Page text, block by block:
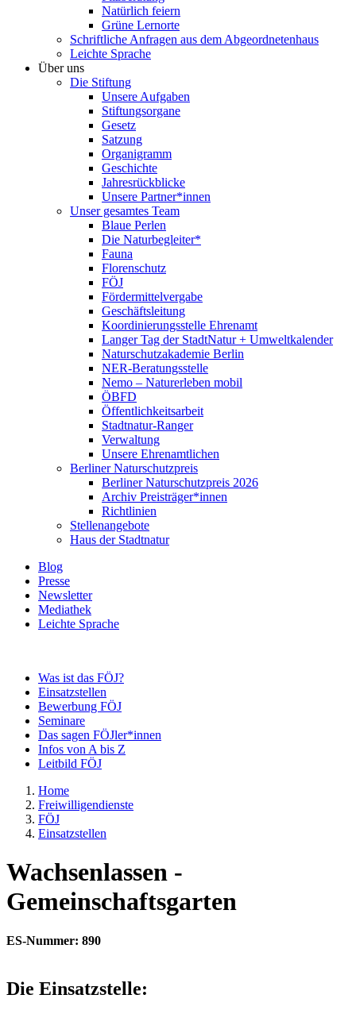
Natürlich feiern
Grüne Lernorte
Schriftliche Anfragen aus dem Abgeordnetenhaus
Leichte Sprache
Über uns
Die Stiftung
Unsere Aufgaben
Stiftungsorgane
Gesetz
Satzung
Organigramm
Geschichte
Jahresrückblicke
Unsere Partner*innen
Unser gesamtes Team
Blaue Perlen
Die Naturbegleiter*
Fauna
Florenschutz
FÖJ
Fördermittelvergabe
Geschäftsleitung
Koordinierungsstelle Ehrenamt
Langer Tag der StadtNatur + Umweltkalender
Naturschutzakademie Berlin
NER-Beratungsstelle
Nemo – Naturerleben mobil
ÖBFD
Öffentlichkeitsarbeit
Stadtnatur-Ranger
Verwaltung
Unsere Ehrenamtlichen
Berliner Naturschutzpreis
Berliner Naturschutzpreis 2026
Archiv Preisträger*innen
Richtlinien
Stellenangebote
Haus der Stadtnatur
Blog
Presse
Newsletter
Mediathek
Leichte Sprache
Was ist das FÖJ?
Einsatzstellen
Bewerbung FÖJ
Seminare
Das sagen FÖJler*innen
Infos von A bis Z
Leitbild FÖJ
Home
Freiwilligendienste
FÖJ
Einsatzstellen
Wachsenlassen -
Gemeinschaftsgarten
ES-Nummer: 890
Die Einsatzstelle: